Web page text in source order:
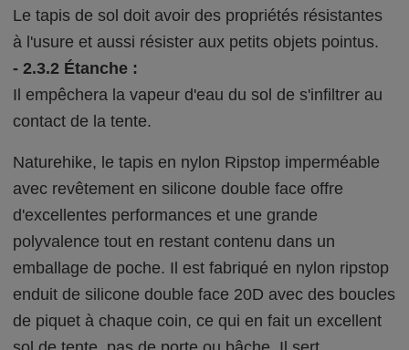
Le tapis de sol doit avoir des propriétés résistantes
à l'usure et aussi résister aux petits objets pointus.
- 2.3.2 Étanche :
Il empêchera la vapeur d'eau du sol de s'infiltrer au
contact de la tente.
Naturehike, le tapis en nylon Ripstop imperméable
avec revêtement en silicone double face offre
d'excellentes performances et une grande
polyvalence tout en restant contenu dans un
emballage de poche. Il est fabriqué en nylon ripstop
enduit de silicone double face 20D avec des boucles
de piquet à chaque coin, ce qui en fait un excellent